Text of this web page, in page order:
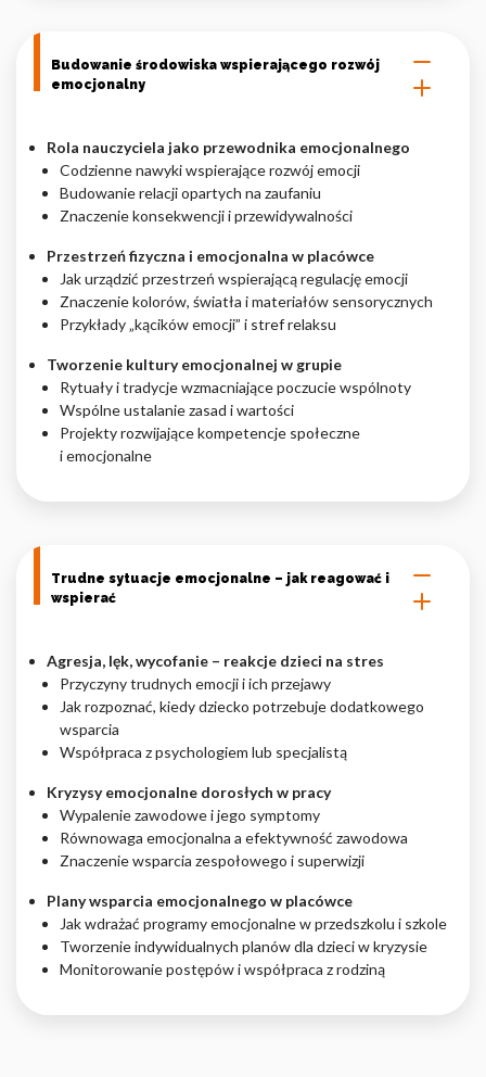
Budowanie środowiska wspierającego rozwój
emocjonalny
Rola nauczyciela jako przewodnika emocjonalnego
Codzienne nawyki wspierające rozwój emocji
Budowanie relacji opartych na zaufaniu
Znaczenie konsekwencji i przewidywalności
Przestrzeń fizyczna i emocjonalna w placówce
Jak urządzić przestrzeń wspierającą regulację emocji
Znaczenie kolorów, światła i materiałów sensorycznych
Przykłady „kącików emocji” i stref relaksu
Tworzenie kultury emocjonalnej w grupie
Rytuały i tradycje wzmacniające poczucie wspólnoty
Wspólne ustalanie zasad i wartości
Projekty rozwijające kompetencje społeczne
i emocjonalne
Trudne sytuacje emocjonalne – jak reagować i
wspierać
Agresja, lęk, wycofanie – reakcje dzieci na stres
Przyczyny trudnych emocji i ich przejawy
Jak rozpoznać, kiedy dziecko potrzebuje dodatkowego
wsparcia
Współpraca z psychologiem lub specjalistą
Kryzysy emocjonalne dorosłych w pracy
Wypalenie zawodowe i jego symptomy
Równowaga emocjonalna a efektywność zawodowa
Znaczenie wsparcia zespołowego i superwizji
Plany wsparcia emocjonalnego w placówce
Jak wdrażać programy emocjonalne w przedszkolu i szkole
Tworzenie indywidualnych planów dla dzieci w kryzysie
Monitorowanie postępów i współpraca z rodziną